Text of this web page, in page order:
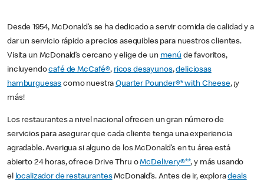
Desde 1954, McDonald’s se ha dedicado a servir comida de calidad y a
dar un servicio rápido a precios asequibles para nuestros clientes.
Visita un McDonald’s cercano y elige de un menú de favoritos,
incluyendocafé de McCafé®, ricos desayunos,deliciosas
hamburguesas como nuestraQuarter Pounder®* with Cheese, ¡y
más!
Los restaurantes a nivel nacional ofrecen un gran número de
servicios para asegurar que cada cliente tenga una experiencia
agradable. Averigua si alguno de los McDonald’s en tu área está
abierto 24 horas, ofrece Drive Thru oMcDelivery®**, y más usando
el localizador de restaurantesMcDonald’s. Antes de ir, exploradeals